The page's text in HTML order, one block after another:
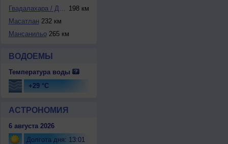
Гвадалахара / Дон... 198 км
Масатлан 232 км
Мансанильо265 км
ВОДОЕМЫ
Температура воды
+29 °C
АСТРОНОМИЯ
6 августа 2026
Долгота дня: 13:01